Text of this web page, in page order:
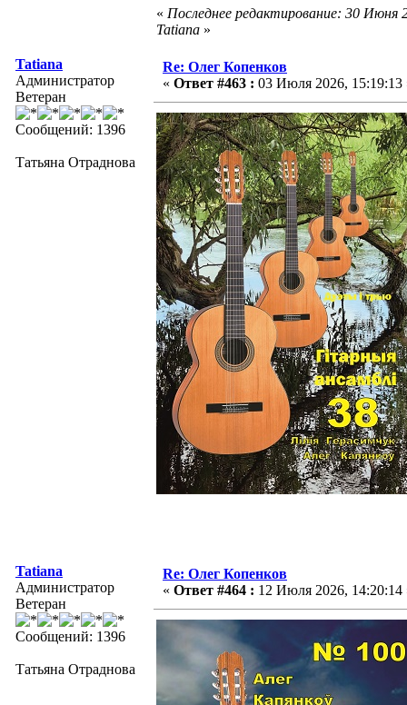
« Последнее редактирование: 30 Июня
Tatiana »
Tatiana
Администратор
Ветеран
Сообщений: 1396
Татьяна Отраднова
Re: Олег Копенков
« Ответ #463 : 03 Июля 2026, 15:19:13
Tatiana
Администратор
Ветеран
Сообщений: 1396
Татьяна Отраднова
Re: Олег Копенков
« Ответ #464 : 12 Июля 2026, 14:20:14